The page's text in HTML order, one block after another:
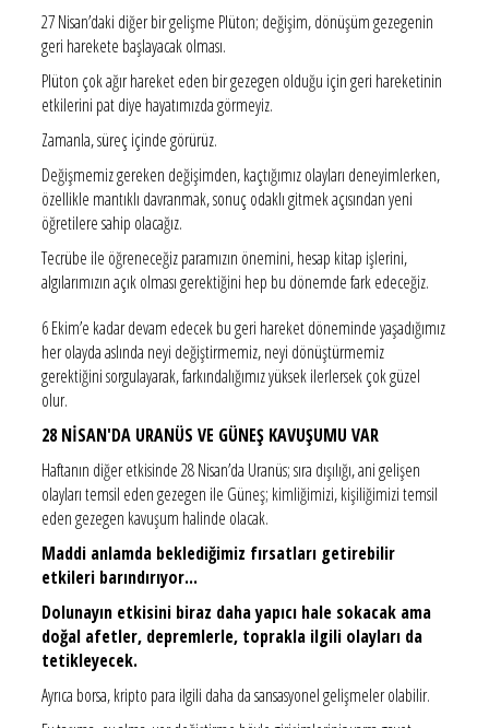
27 Nisan’daki diğer bir gelişme Plüton; değişim, dönüşüm gezegenin
geri harekete başlayacak olması.
Plüton çok ağır hareket eden bir gezegen olduğu için geri hareketinin
etkilerini pat diye hayatımızda görmeyiz.
Zamanla, süreç içinde görürüz.
Değişmemiz gereken değişimden, kaçtığımız olayları deneyimlerken,
özellikle mantıklı davranmak, sonuç odaklı gitmek açısından yeni
öğretilere sahip olacağız.
Tecrübe ile öğreneceğiz paramızın önemini, hesap kitap işlerini,
algılarımızın açık olması gerektiğini hep bu dönemde fark edeceğiz.
6 Ekim’e kadar devam edecek bu geri hareket döneminde yaşadığımız
her olayda aslında neyi değiştirmemiz, neyi dönüştürmemiz
gerektiğini sorgulayarak, farkındalığımız yüksek ilerlersek çok güzel
olur.
28 NİSAN'DA URANÜS VE GÜNEŞ KAVUŞUMU VAR
Haftanın diğer etkisinde 28 Nisan’da Uranüs; sıra dışılığı, ani gelişen
olayları temsil eden gezegen ile Güneş; kimliğimizi, kişiliğimizi temsil
eden gezegen kavuşum halinde olacak.
Maddi anlamda beklediğimiz fırsatları getirebilir
etkileri barındırıyor...
Dolunayın etkisini biraz daha yapıcı hale sokacak ama
doğal afetler, depremlerle, toprakla ilgili olayları da
tetikleyecek.
Ayrıca borsa, kripto para ilgili daha da sansasyonel gelişmeler olabilir.